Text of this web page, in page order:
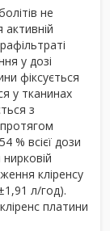
не
активній
у дозі
фіксується
у тканинах
з
% всієї дози
кліренсу
л/год).
платини